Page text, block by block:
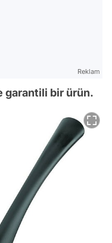
Reklam
garantili bir ürün.